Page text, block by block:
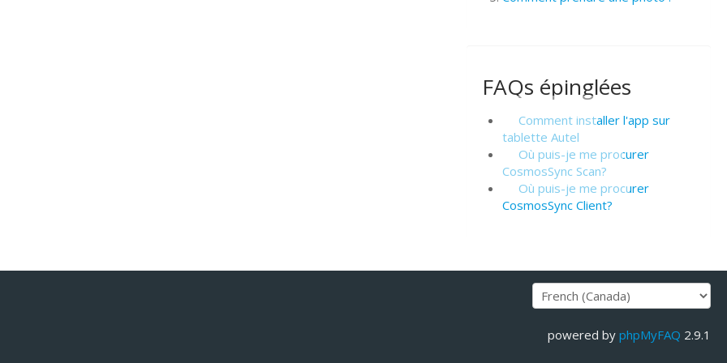
FAQs épinglées
Comment installer l'app sur
tablette Autel
Où puis-je me procurer
CosmosSync Scan?
Où puis-je me procurer
CosmosSync Client?
powered by phpMyFAQ 2.9.1